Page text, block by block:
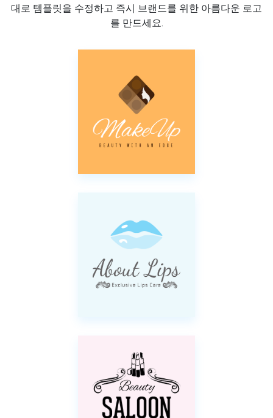
대로 템플릿을 수정하고 즉시 브랜드를 위한 아름다운 로고
를 만드세요.